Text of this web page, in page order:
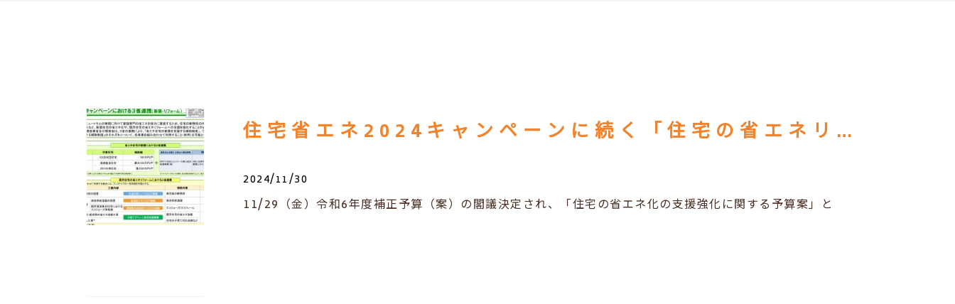
住宅省エネ2024キャンペーンに続く「住宅の省エネリフォーム補助金事業2025」について
2024/11/30
11/29（金）令和6年度補正予算（案）の閣議決定され、「住宅の省エネ化の支援強化に関する予算案」と